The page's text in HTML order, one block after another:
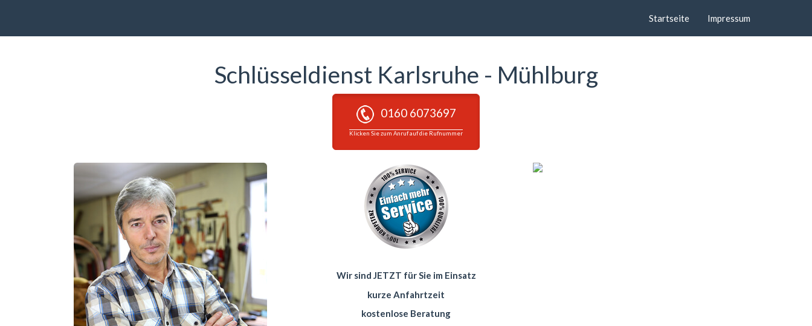
Startseite Impressum
Schlüsseldienst Karlsruhe - Mühlburg
0160 6073697
Klicken Sie zum Anruf auf die Rufnummer
Wir sind JETZT für Sie im Einsatz
kurze Anfahrtzeit
kostenlose Beratung